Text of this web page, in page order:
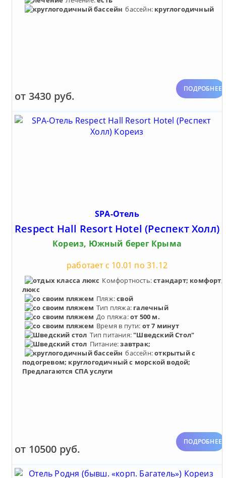
бассейн: круглогодичный
от 3430 руб.
ПОДРОБНЕЕ
SPA-Отель
Respect Hall Resort Hotel (Респект Холл)
Кореиз, Южный берег Крыма
работает с 10.01 по 31.12
Комфортность:стандарт; комфорт;
люкс
Пляж:свой
Тип пляжа: галечный
До пляжа:от 500 м.
Время в пути: от 7 минут
Тип питания: "Шведский Стол"
Питание:завтрак;
бассейн:открытый с
подогревом; круглогодичный с морской водой;
Предлагаются СПА услуги
от 10500 руб.
ПОДРОБНЕЕ